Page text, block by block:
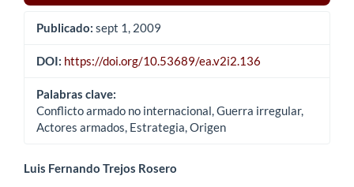
Publicado: sept 1, 2009
DOI: https://doi.org/10.53689/ea.v2i2.136
Palabras clave:
Conflicto armado no internacional, Guerra irregular,
Actores armados, Estrategia, Origen
Contenido
Luis Fernando Trejos Rosero